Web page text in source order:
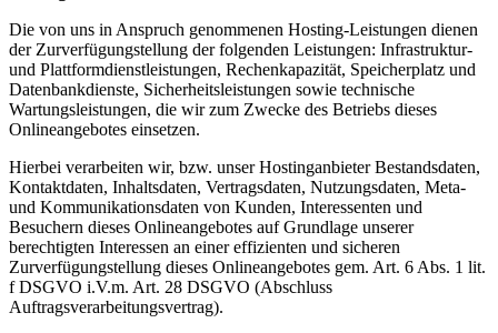
Die von uns in Anspruch genommenen Hosting-Leistungen dienen
der Zurverfügungstellung der folgenden Leistungen: Infrastruktur-
und Plattformdienstleistungen, Rechenkapazität, Speicherplatz und
Datenbankdienste, Sicherheitsleistungen sowie technische
Wartungsleistungen, die wir zum Zwecke des Betriebs dieses
Onlineangebotes einsetzen.
Hierbei verarbeiten wir, bzw. unser Hostinganbieter Bestandsdaten,
Kontaktdaten, Inhaltsdaten, Vertragsdaten, Nutzungsdaten, Meta-
und Kommunikationsdaten von Kunden, Interessenten und
Besuchern dieses Onlineangebotes auf Grundlage unserer
berechtigten Interessen an einer effizienten und sicheren
Zurverfügungstellung dieses Onlineangebotes gem. Art. 6 Abs. 1 lit.
f DSGVO i.V.m. Art. 28 DSGVO (Abschluss
Auftragsverarbeitungsvertrag).